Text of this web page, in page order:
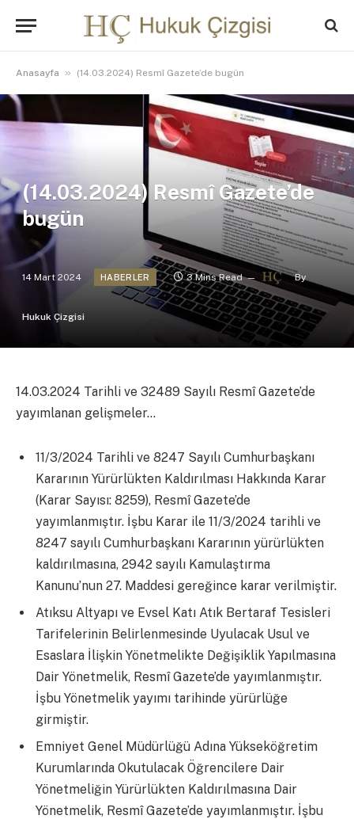
Anasayfa » (14.03.2024) Resmî Gazete’de bugün
(14.03.2024) Resmî Gazete’de
bugün
14 Mart 2024 HABERLER 3 Mins Read By
Hukuk Çizgisi
14.03.2024 Tarihli ve 32489 Sayılı Resmî Gazete’de
yayımlanan gelişmeler…
11/3/2024 Tarihli ve 8247 Sayılı Cumhurbaşkanı
Kararının Yürürlükten Kaldırılması Hakkında Karar
(Karar Sayısı: 8259), Resmî Gazete’de
yayımlanmıştır. İşbu Karar ile 11/3/2024 tarihli ve
8247 sayılı Cumhurbaşkanı Kararının yürürlükten
kaldırılmasına, 2942 sayılı Kamulaştırma
Kanunu’nun 27. Maddesi gereğince karar verilmiştir.
Atıksu Altyapı ve Evsel Katı Atık Bertaraf Tesisleri
Tarifelerinin Belirlenmesinde Uyulacak Usul ve
Esaslara İlişkin Yönetmelikte Değişiklik Yapılmasına
Dair Yönetmelik, Resmî Gazete’de yayımlanmıştır.
İşbu Yönetmelik yayımı tarihinde yürürlüğe
girmiştir.
Emniyet Genel Müdürlüğü Adına Yükseköğretim
Kurumlarında Okutulacak Öğrencilere Dair
Yönetmeliğin Yürürlükten Kaldırılmasına Dair
Yönetmelik, Resmî Gazete’de yayımlanmıştır. İşbu